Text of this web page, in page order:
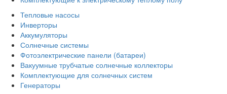
Тепловые насосы
Инверторы
Аккумуляторы
Солнечные системы
Фотоэлектрические панели (батареи)
Вакуумные трубчатые солнечные коллекторы
Комплектующие для солнечных систем
Генераторы